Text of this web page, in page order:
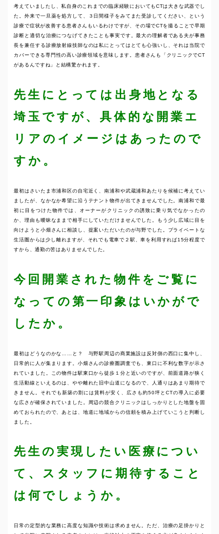
考えていましたし、私自身のこれまでの臨床経験においてもCTは大きな武器でし
た。外来で一旦薬を処方して、３日間様子をみてまた受診してください、という
診療で症状が改善する患者さんもいるわけですが、その場でCTを撮ることで早期
診断と適切な治療につなげてきたことも事実です。最大の理解者である夫が事務
長を兼任する診療放射線技師なのは私にとってはとても心強いし、それは当院で
カバーできる専門性の高い診療領域を意味します。患者さんも「クリニックでCT
があるんですね」と結構驚かれます。
先生にとっては出身地となる
埼玉ですが、具体的な開業エ
リアのイメージはあったので
すか。
最初はさいたま市浦和区の自宅近く、南浦和や武蔵浦和あたりを候補に考えてい
ましたが、なかなか希望に沿うテナント物件が出てきませんでした。南浦和で最
初に目をつけた物件では、オーナーがクリニックの誘致に乗り気でなかったの
か、理由も曖昧なままで相手にしていただけませんでした。もう少し広域に目を
向けようと小畑さんに相談し、提案いただいたのが与野でした。プライベートな
生活圏からは少し離れますが、それでも電車で２駅、車を利用すれば15分程度で
すから、通勤の苦はありませんでした。
今回開業された物件をご覧に
なっての第一印象はいかがで
したか。
最初はどうなのかな……と？ 与野駅周辺の商業施設は反対側の西口に集中し、
日常的に人が集まります。小畑さんの診療圏調査でも、東口に不利な数字が示さ
れていました。この物件は駅東口から徒歩１分と近いのですが、前面道路が狭く
生活動線といえるのは、やや離れた旧中山道になるので、人通りはあまり期待で
きません。それでも新築の割には賃料が安く、広さも約50坪とCTの導入に必要
な広さが確保されていました。周辺の競合クリニックはしっかりとした地盤を固
めておられたので、あとは、地道に地域からの信頼を積み上げていこうと判断し
ました。
先生の実現したい医療につい
て、スタッフに期待すること
は何でしょうか。
日常の定型的な業務に高度な知識や技術は求めません。ただ、治療の足掛かりと